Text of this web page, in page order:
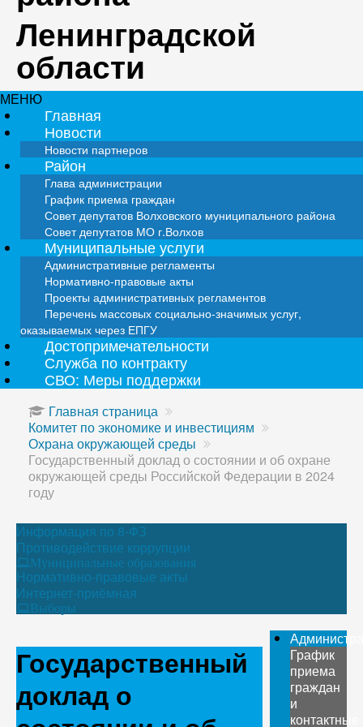
Ленинградской
области
МЕНЮ
Главная
Новости
Новости партнеров
Район
Глава администрации
График приема граждан
Совет депутатов Волховского муниципального района
Совет депутатов МО г.Волхов
Муниципальные услуги
Административные регламенты
Нормативно-правовые акты
Проекты административных регламентов
Перечень массовых социально-значимых услуг,
оказываемых через ЕПГУ
Достопримечательности
Служба по контракту
СВО: Меры поддержки
Главная страница
Комитет по экономике и инвестициям
Охрана окружающей среды
Государственный доклад о состоянии и об охране
окружающей среды Российской Федерации в 2024
году
Информация по 8-ФЗ
Противодействие коррупции
Муниципальные образования
Нормативно-правовые акты
Интернет-приёмная
Выборы
Государственный
доклад о
График
приема
граждан
и
контактные